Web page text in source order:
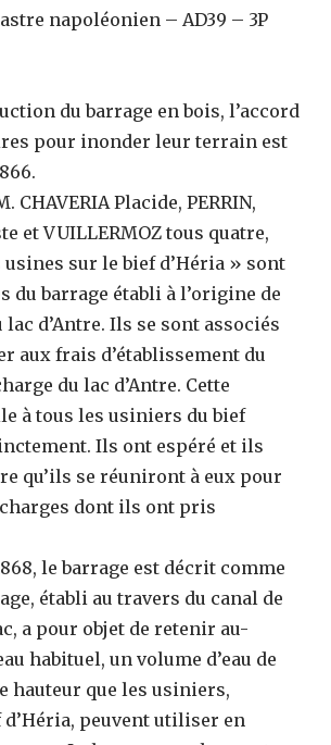
napoléonien – AD39 – 3P
du barrage en bois, l’accord
pour inonder leur terrain est
CHAVERIA Placide, PERRIN,
et VUILLERMOZ tous quatre,
usines sur le bief d’Héria » sont
du barrage établi à l’origine de
lac d’Antre. Ils se sont associés
aux frais d’établissement du
du lac d’Antre. Cette
à tous les usiniers du bief
Ils ont espéré et ils
qu’ils se réuniront à eux pour
dont ils ont pris
le barrage est décrit comme
établi au travers du canal de
a pour objet de retenir au-
habituel, un volume d’eau de
hauteur que les usiniers,
peuvent utiliser en